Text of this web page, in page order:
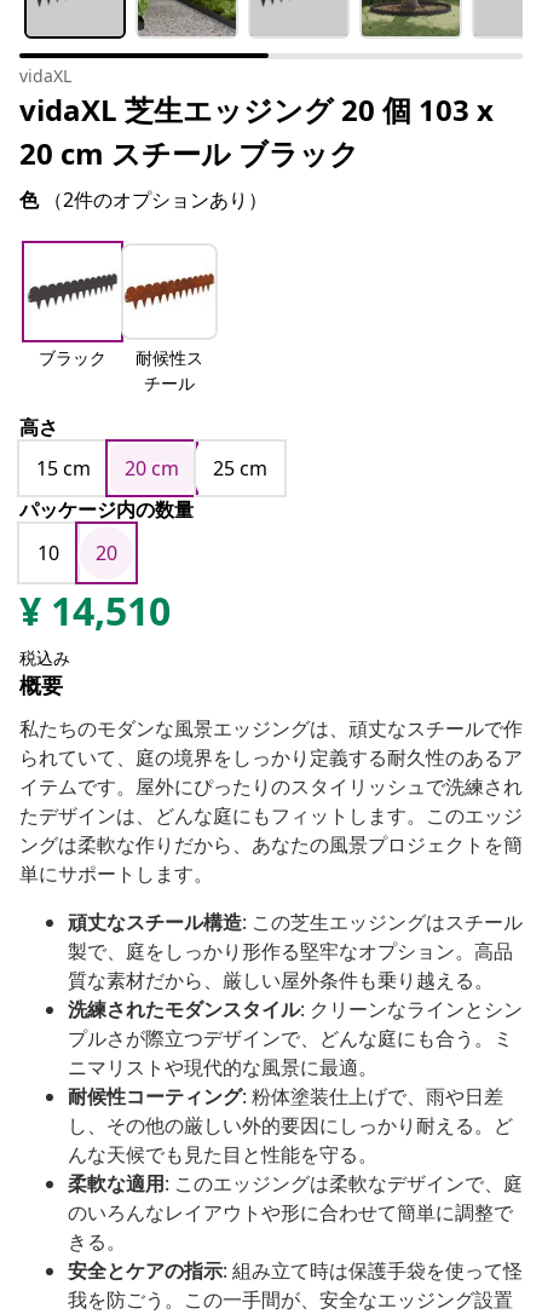
vidaXL
vidaXL 芝生エッジング 20 個 103 x
20 cm スチール ブラック
色 （2件のオプションあり）
ブラック
耐候性ス
チール
高さ
15 cm
20 cm
25 cm
パッケージ内の数量
10
20
¥ 14,510
税込み
概要
私たちのモダンな風景エッジングは、頑丈なスチールで作
られていて、庭の境界をしっかり定義する耐久性のあるア
イテムです。屋外にぴったりのスタイリッシュで洗練され
たデザインは、どんな庭にもフィットします。このエッジ
ングは柔軟な作りだから、あなたの風景プロジェクトを簡
単にサポートします。
頑丈なスチール構造: この芝生エッジングはスチール
製で、庭をしっかり形作る堅牢なオプション。高品
質な素材だから、厳しい屋外条件も乗り越える。
洗練されたモダンスタイル: クリーンなラインとシン
プルさが際立つデザインで、どんな庭にも合う。ミ
ニマリストや現代的な風景に最適。
耐候性コーティング: 粉体塗装仕上げで、雨や日差
し、その他の厳しい外的要因にしっかり耐える。ど
んな天候でも見た目と性能を守る。
柔軟な適用: このエッジングは柔軟なデザインで、庭
のいろんなレイアウトや形に合わせて簡単に調整で
きる。
安全とケアの指示: 組み立て時は保護手袋を使って怪
我を防ごう。この一手間が、安全なエッジング設置